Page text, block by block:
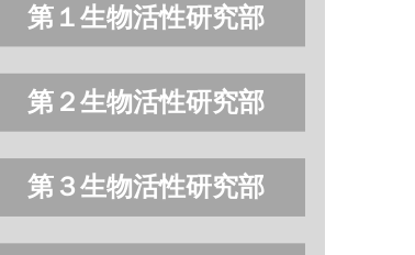
第１生物活性研究部
第２生物活性研究部
第３生物活性研究部